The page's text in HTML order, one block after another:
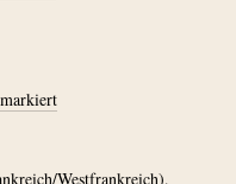
Westfrankreich),